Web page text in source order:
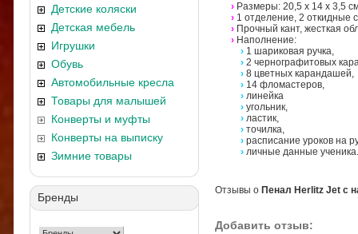
Детские коляски
Детская мебель
Игрушки
Обувь
Автомобильные кресла
Товары для малышей
Конверты и муфты
Конверты на выписку
Зимние товары
Бренды
› Размеры: 20,5 х 14 х 3,5
› 1 отделение, 2 откидные
› Прочный кант, жесткая
› Наполнение:
› 1 шариковая ручка,
› 2 чернографитовых
› 8 цветных карандашей,
› 14 фломастеров,
› линейка
› угольник,
› ластик,
› точилка,
› расписание уроков на
› личные данные ученика.
Отзывы о Пенал Herlitz Jet с
Добавить отзыв: